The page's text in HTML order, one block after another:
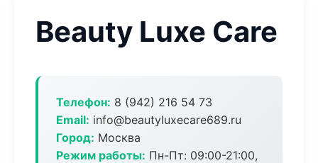
Beauty Luxe Care
Телефон: 8 (942) 216 54 73
Email: info@beautyluxecare689.ru
Город: Москва
Режим работы: Пн-Пт: 09:00-21:00,